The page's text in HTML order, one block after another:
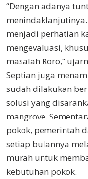
“Dengan adanya
menjadi perhatian
mengevaluasi,
masalah Roro,”
Septian juga
sudah dilakukan
solusi yang
mangrove.
pokok, pemerintah
setiap bulannya
murah untuk
kebutuhan pokok.